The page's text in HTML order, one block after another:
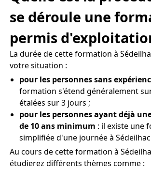
se déroule une
permis
La durée de cette formation à
votre situation :
pour les personnes sans
formation s'étend généralement
étalées sur 3 jours ;
pour les personnes ayant déjà
de 10 ans minimum : il existe une
simplifiée d'une journée à Sédeilhac
Au cours de cette formation à
étudierez différents thèmes comme :